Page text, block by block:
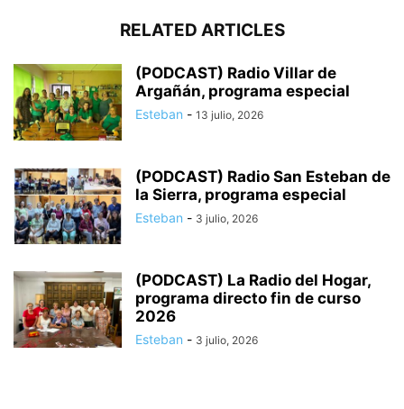
RELATED ARTICLES
(PODCAST) Radio Villar de
Argañán, programa especial
Esteban - 13 julio, 2026
(PODCAST) Radio San Esteban de
la Sierra, programa especial
Esteban - 3 julio, 2026
(PODCAST) La Radio del Hogar,
programa directo fin de curso
2026
Esteban - 3 julio, 2026